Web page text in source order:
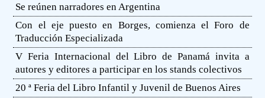
Se reúnen narradores en Argentina
Con el eje puesto en Borges, comienza el Foro de
Traducción Especializada
V Feria Internacional del Libro de Panamá invita a
autores y editores a participar en los stands colectivos
20 ª Feria del Libro Infantil y Juvenil de Buenos Aires